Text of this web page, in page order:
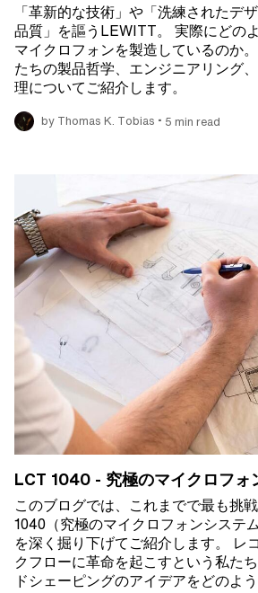
「革新的な技術」や「洗練されたデ
品質」を謳うLEWITT。 実際にどの
マイクロフォンを製造しているのか
たちの製品哲学、エンジニアリング
理についてご紹介します。
by Thomas K. Tobias • 5 min read
LCT 1040 - 究極のマイクロフォ
このブログでは、これまでで最も挑
1040（究極のマイクロフォンシステ
を深く掘り下げてご紹介します。 レ
クフローに革命を起こすという私た
ドシェーピングのアイデアをどのよ